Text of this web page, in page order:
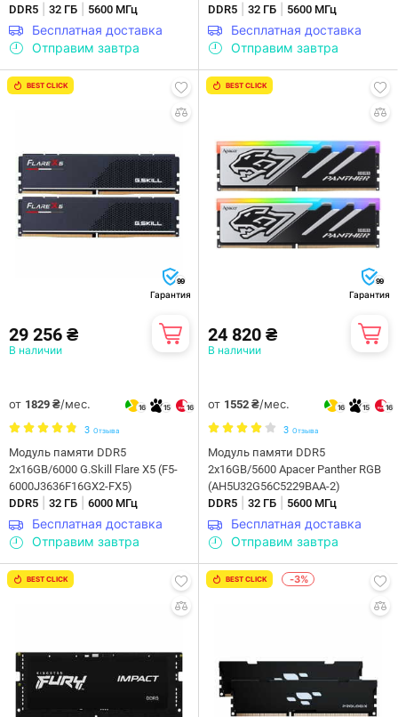
DDR5
32 ГБ 5600 МГц
Бесплатная доставка
Отправим завтра
DDR5
32 ГБ 5600 МГц
Бесплатная доставка
Отправим завтра
BEST CLICK
99
Гарантия
29 256 ₴
В наличии
от 1829 ₴/мес. 16 15 16
3 Отзыва
Модуль памяти DDR5
2x16GB/6000 G.Skill Flare X5 (F5-
6000J3636F16GX2-FX5)
DDR5
32 ГБ 6000 МГц
Бесплатная доставка
Отправим завтра
BEST CLICK
99
Гарантия
24 820 ₴
В наличии
от 1552 ₴/мес. 16 15 16
3 Отзыва
Модуль памяти DDR5
2x16GB/5600 Apacer Panther RGB
(AH5U32G56C5229BAA-2)
DDR5
32 ГБ 5600 МГц
Бесплатная доставка
Отправим завтра
BEST CLICK BEST CLICK -3%